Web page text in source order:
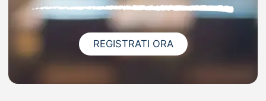
REGISTRATI ORA